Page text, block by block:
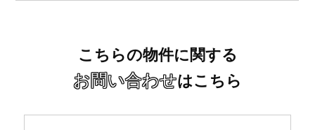
こちらの物件に関する
お問い合わせはこちら